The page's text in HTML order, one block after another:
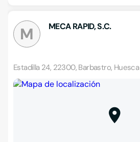
M MECA RAPID, S.C.
Estadilla 24, 22300, Barbastro, Huesca